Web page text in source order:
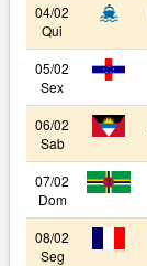
04/02
Qui
05/02
Sex
06/02
Sab
07/02
Dom
08/02
Seg